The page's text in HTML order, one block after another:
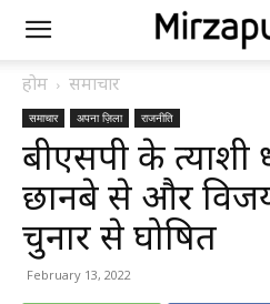
होम समाचार
समाचार अपना ज़िला राजनीति
बीएसपी के
छानबे से और
चुनार से घोषित
February 13, 2022